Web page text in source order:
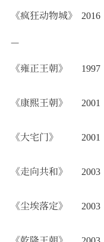
《疯狂动物城》 2016
—
《雍正王朝》
1997
《康熙王朝》
2001
《大宅门》
2001
《走向共和》
2003
《尘埃落定》
2003